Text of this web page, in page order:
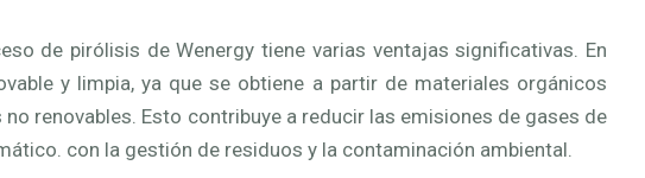
de pirólisis de Wenergy tiene varias ventajas significativas. En
y limpia, ya que se obtiene a partir de materiales orgánicos
renovables. Esto contribuye a reducir las emisiones de gases de
con la gestión de residuos y la contaminación ambiental.